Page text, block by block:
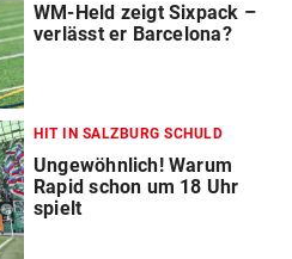
WM-Held zeigt Sixpack –
verlässt er Barcelona?
HIT IN SALZBURG SCHULD
Ungewöhnlich! Warum
Rapid schon um 18 Uhr
spielt